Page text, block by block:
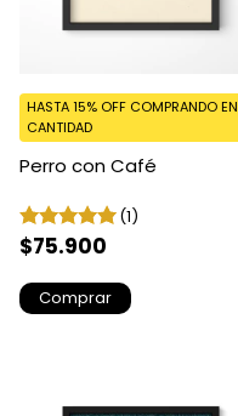
Perro con Café
(1)
$75.900
HASTA 15% OFF COMPRANDO EN
CANTIDAD
Comprar